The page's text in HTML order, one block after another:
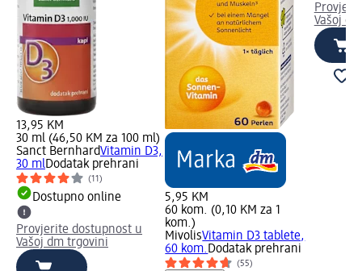
13,95 KM
30 ml (46,50 KM za 100 ml)
Sanct BernhardVitamin D3,
30 mlDodatak prehrani
(11)
Dostupno online
Provjerite dostupnost u
Vašoj dm trgovini
5,95 KM
60 kom. (0,10 KM za 1
kom.)
MivolisVitamin D3 tablete,
60 kom. Dodatak prehrani
(55)
Vašoj